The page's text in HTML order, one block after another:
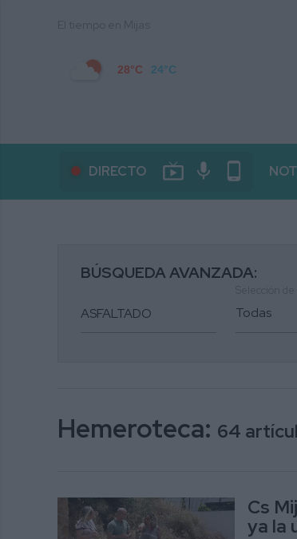
28°C 24°C
DIRECTO live_tv mic phone_android
BÚSQUEDA AVANZADA:
Hemeroteca: 64
Cs
ya la